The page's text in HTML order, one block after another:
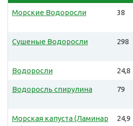
Морские Водоросли 38
Сушеные Водоросли 298
Водоросли 24,8
Водоросль спирулина 79
Морская капуста (Ламинар
24,9